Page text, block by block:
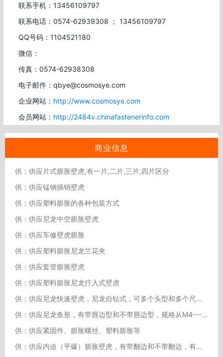
联系手机：13456109797
联系电话：0574-62939308 ； 13456109797
QQ号码：1104521180
微信：
传真：0574-62938308
电子邮件：qbye@cosmosye.com
企业网站： http://www.cosmosye.com
会员网站： http://2484v.chinafastenerinfo.com
商业信息
供：供应片式膨胀壁虎,有一片,二片,三片,四片区分
供：供应锰钢插销壁虎
供：供应塑料膨胀的各种包装方式
供：供应尼龙中空膨胀壁虎
供：供应车修壁虎膨胀
供：供应塑料膨胀尼龙兰花夹
供：供应套管膨胀壁虎
供：供应塑料膨胀尼龙拧入式壁虎
供：供应尼龙快速壁虎，尼龙自钻式，可多个头型和多个尺寸选择
供：供应尼龙鱼形，有带唇边型和不带唇边型，规格从M4---M16
供：供应紧固件、膨胀螺丝、塑料膨胀等
供：供应内迫（平爆）膨胀壁虎，有带翻边和不带翻边，有带花纹和不带花纹选择